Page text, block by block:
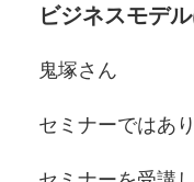
ビジネスモデ
鬼塚さん
セミナーではあ